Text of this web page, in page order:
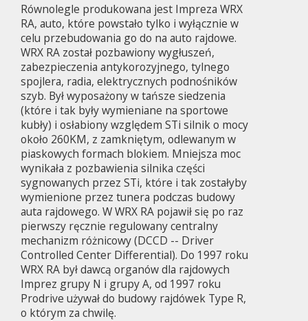
Równolegle produkowana jest Impreza WRX
RA, auto, które powstało tylko i wyłącznie w
celu przebudowania go do na auto rajdowe.
WRX RA został pozbawiony wygłuszeń,
zabezpieczenia antykorozyjnego, tylnego
spojlera, radia, elektrycznych podnośników
szyb. Był wyposażony w tańsze siedzenia
(które i tak były wymieniane na sportowe
kubły) i osłabiony względem STi silnik o mocy
około 260KM, z zamkniętym, odlewanym w
piaskowych formach blokiem. Mniejsza moc
wynikała z pozbawienia silnika części
sygnowanych przez STi, które i tak zostałyby
wymienione przez tunera podczas budowy
auta rajdowego. W WRX RA pojawił się po raz
pierwszy ręcznie regulowany centralny
mechanizm różnicowy (DCCD -- Driver
Controlled Center Differential). Do 1997 roku
WRX RA był dawcą organów dla rajdowych
Imprez grupy N i grupy A, od 1997 roku
Prodrive używał do budowy rajdówek Type R,
o którym za chwilę.